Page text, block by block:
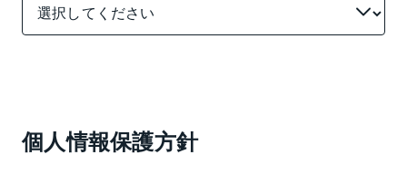
個人情報保護方針